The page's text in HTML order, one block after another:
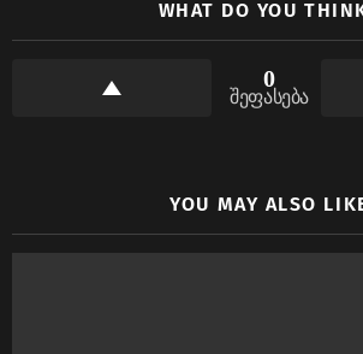
WHAT DO YOU
0
შეფასება
YOU MAY ALSO